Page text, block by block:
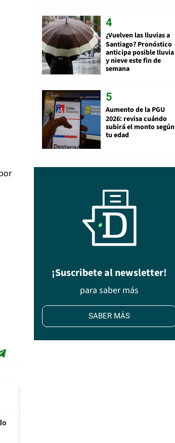
¿Vuelven las lluvias a
Santiago? Pronóstico
anticipa posible lluvia
y nieve este fin de
semana
Aumento de la PGU
2026: revisa cuándo
subirá el monto según
tu edad
¡Suscribete al newsletter!
para saber más
SABER MÁS